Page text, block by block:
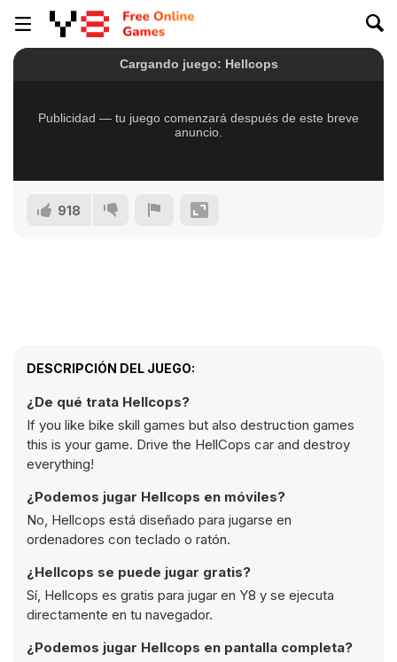
918
DESCRIPCIÓN DEL JUEGO:
¿De qué trata Hellcops?
If you like bike skill games but also destruction games
this is your game. Drive the HellCops car and destroy
everything!
¿Podemos jugar Hellcops en móviles?
No, Hellcops está diseñado para jugarse en
ordenadores con teclado o ratón.
¿Hellcops se puede jugar gratis?
Sí, Hellcops es gratis para jugar en Y8 y se ejecuta
directamente en tu navegador.
¿Podemos jugar Hellcops en pantalla completa?